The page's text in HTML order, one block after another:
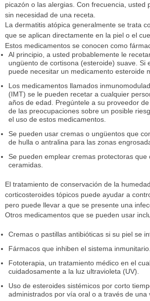
picazón o las alergias. Con frecuencia, usted
sin necesidad de una receta.
La dermatitis atópica generalmente se trata
que se aplican directamente en la piel o el
Estos medicamentos se conocen como
Al principio, a usted probablemente le
ungüento de cortisona (esteroide) suave. Si
puede necesitar un medicamento esteroide
Los medicamentos llamados
(IMT) se le pueden recetar a cualquier
años de edad. Pregúntele a su proveedor
de las preocupaciones sobre un posible
el uso de estos medicamentos.
Se pueden usar cremas o ungüentos que
de hulla o antralina para las zonas
Se pueden emplear cremas protectoras que
ceramidas.
El tratamiento de conservación de la
corticosteroides tópicos puede ayudar a
pero puede llevar a que se presente una
Otros medicamentos que se pueden usar
Cremas o pastillas antibióticas si su piel se
Fármacos que inhiben el sistema inmunitario.
Fototerapia, un tratamiento médico en el
cuidadosamente a la luz ultravioleta (UV).
Uso de esteroides sistémicos por corto
administrados por vía oral o a través de una